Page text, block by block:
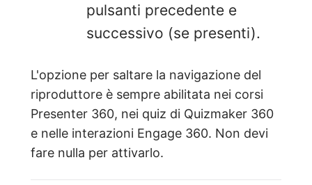
pulsanti precedente e
successivo (se presenti).
L'opzione per saltare la navigazione del
riproduttore è sempre abilitata nei corsi
Presenter 360, nei quiz di Quizmaker 360
e nelle interazioni Engage 360. Non devi
fare nulla per attivarlo.